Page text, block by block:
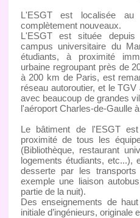
L'ESGT est localisée
complètement nouveaux.
L'ESGT est située
campus universitaire du
étudiants, à proximité
urbaine regroupant près de
à 200 km de Paris, est
réseau autoroutier, et le
avec beaucoup de grandes
l'aéroport Charles-de-Gaulle
Le bâtiment de l'ESGT
proximité de tous les
(Bibliothèque, restaurant
logements étudiants, etc...),
desserte par les
exemple une liaison
partie de la nuit).
Des enseignements de
initiale d’ingénieurs, originale